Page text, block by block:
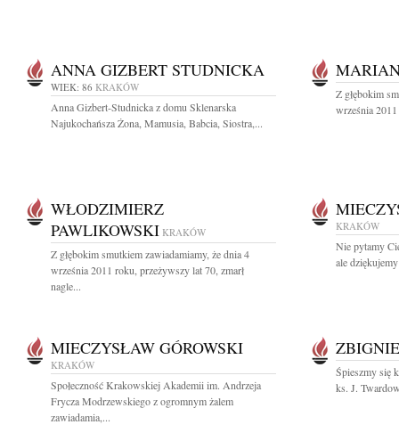
ANNA GIZBERT STUDNICKA
WIEK: 86 KRAKÓW
Anna Gizbert-Studnicka z domu Sklenarska
Najukochańsza Żona, Mamusia, Babcia, Siostra,...
Z głębokim
września
WŁODZIMIERZ
PAWLIKOWSKI KRAKÓW
Z głębokim smutkiem zawiadamiamy, że dnia 4
września 2011 roku, przeżywszy lat 70, zmarł
nagle...
KRAKÓW
Nie pytamy
ale
MIECZYSŁAW GÓROWSKI
KRAKÓW
Społeczność Krakowskiej Akademii im. Andrzeja
Frycza Modrzewskiego z ogromnym żalem
zawiadamia,...
Śpieszmy się
ks. J.